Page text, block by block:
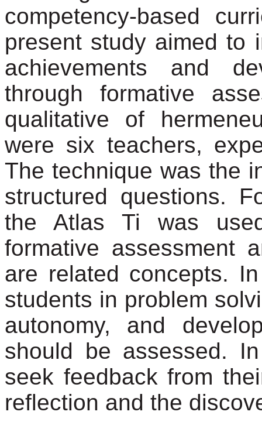
competency-based
present study aimed to
achievements and
through formative
qualitative of
were six teachers,
The technique was the
structured questions.
the Atlas Ti was
formative assessment
are related concepts.
students in problem
autonomy, and
should be assessed.
seek feedback from
reflection and the